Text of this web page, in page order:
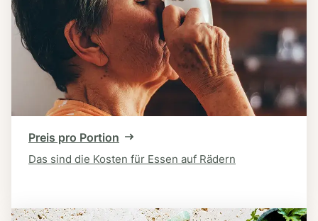
Preis pro Portion
Das sind die Kosten für Essen auf Rädern